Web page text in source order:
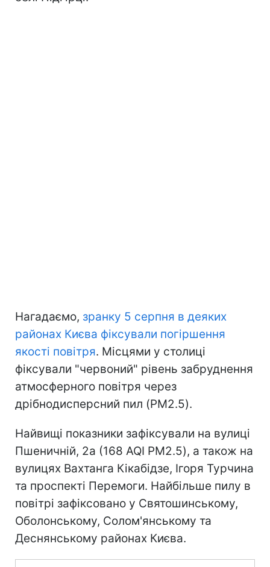
Нагадаємо, зранку 5 серпня в деяких
районах Києва фіксували погіршення
якості повітря. Місцями у столиці
фіксували "червоний" рівень забруднення
атмосферного повітря через
дрібнодисперсний пил (PM2.5).
Найвищі показники зафіксували на вулиці
Пшеничній, 2а (168 AQI PM2.5), а також на
вулицях Вахтанга Кікабідзе, Ігоря Турчина
та проспекті Перемоги. Найбільше пилу в
повітрі зафіксовано у Святошинському,
Оболонському, Солом'янському та
Деснянському районах Києва.